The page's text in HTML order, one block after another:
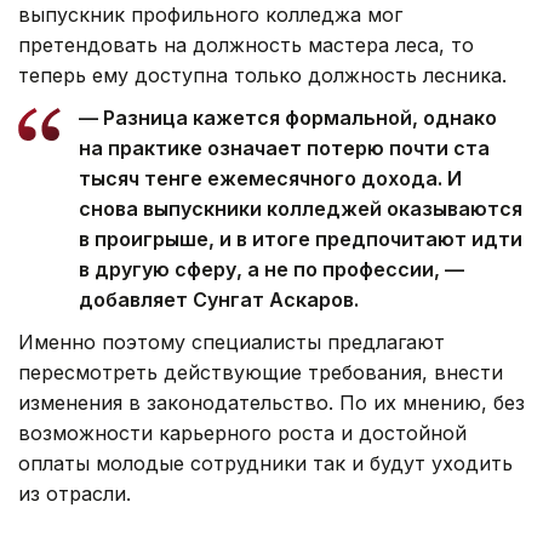
выпускник профильного колледжа мог
претендовать на должность мастера леса, то
теперь ему доступна только должность лесника.
— Разница кажется формальной, однако
на практике означает потерю почти ста
тысяч тенге ежемесячного дохода. И
снова выпускники колледжей оказываются
в проигрыше, и в итоге предпочитают идти
в другую сферу, а не по профессии, —
добавляет Сунгат Аскаров.
Именно поэтому специалисты предлагают
пересмотреть действующие требования, внести
изменения в законодательство. По их мнению, без
возможности карьерного роста и достойной
оплаты молодые сотрудники так и будут уходить
из отрасли.